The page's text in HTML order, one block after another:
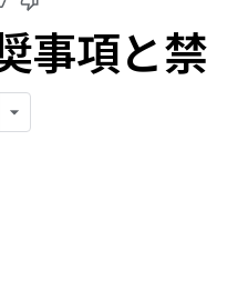
事項と禁